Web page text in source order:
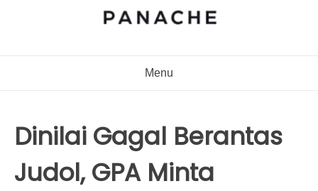
Menu
Dinilai Gagal Berantas
Judol, GPA Minta